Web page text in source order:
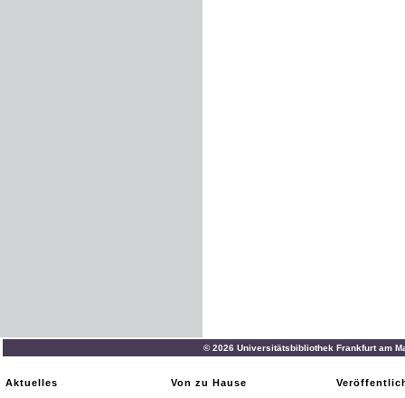
© 2026 Universitätsbibliothek Frankfurt am
Aktuelles
Von zu Hause